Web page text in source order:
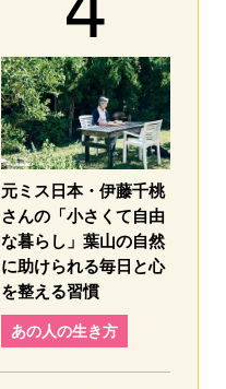
元ミス日本・伊藤千桃
さんの「小さくて自由
な暮らし」葉山の自然
に助けられる毎日と心
を整える習慣
あの人の生き方